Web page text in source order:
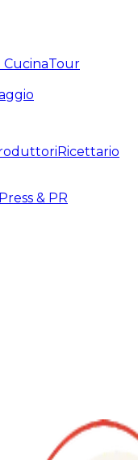
CucinaTour
Ricettario
Press & PR
Esperienze